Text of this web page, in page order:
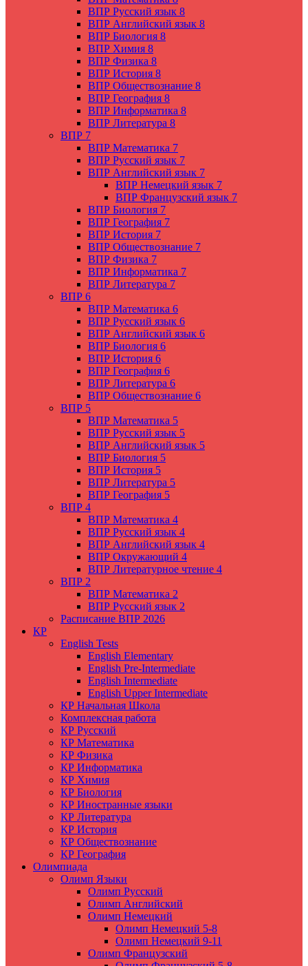
ВПР Русский язык 8
ВПР Английский язык 8
ВПР Биология 8
ВПР Химия 8
ВПР Физика 8
ВПР История 8
ВПР Обществознание 8
ВПР География 8
ВПР Информатика 8
ВПР Литература 8
ВПР 7
ВПР Математика 7
ВПР Русский язык 7
ВПР Английский язык 7
ВПР Немецкий язык 7
ВПР Французский язык 7
ВПР Биология 7
ВПР География 7
ВПР История 7
ВПР Обществознание 7
ВПР Физика 7
ВПР Информатика 7
ВПР Литература 7
ВПР 6
ВПР Математика 6
ВПР Русский язык 6
ВПР Английский язык 6
ВПР Биология 6
ВПР История 6
ВПР География 6
ВПР Литература 6
ВПР Обществознание 6
ВПР 5
ВПР Математика 5
ВПР Русский язык 5
ВПР Английский язык 5
ВПР Биология 5
ВПР История 5
ВПР Литература 5
ВПР География 5
ВПР 4
ВПР Математика 4
ВПР Русский язык 4
ВПР Английский язык 4
ВПР Окружающий 4
ВПР Литературное чтение 4
ВПР 2
ВПР Математика 2
ВПР Русский язык 2
Расписание ВПР 2026
КР
English Tests
English Elementary
English Pre-Intermediate
English Intermediate
English Upper Intermediate
КР Начальная Школа
Комплексная работа
КР Русский
КР Математика
КР Физика
КР Информатика
КР Химия
КР Биология
КР Иностранные языки
КР Литература
КР История
КР Обществознание
КР География
Олимпиада
Олимп Языки
Олимп Русский
Олимп Английский
Олимп Немецкий
Олимп Немецкий 5-8
Олимп Немецкий 9-11
Олимп Французский